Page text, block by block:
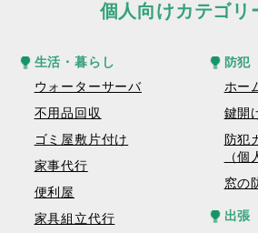
個人向けカテゴリ
生活・暮らし
ウォーターサーバ
不用品回収
ゴミ屋敷片付け
家事代行
便利屋
家具組立代行
防犯
ホー
鍵開
防犯
（個
窓の
出張